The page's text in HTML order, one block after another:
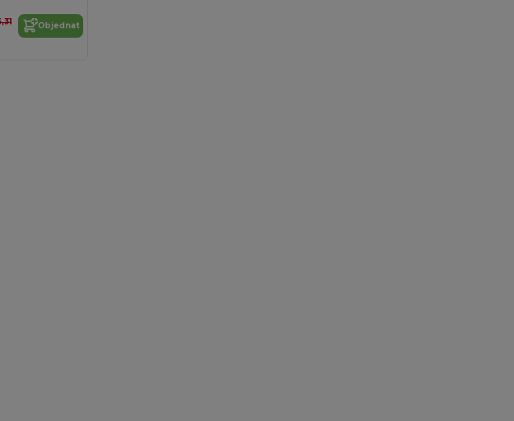
Objednat